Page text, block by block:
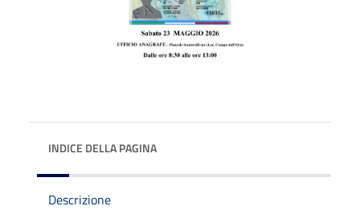
INDICE DELLA PAGINA
Descrizione